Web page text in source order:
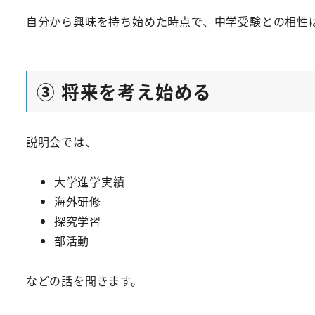
自分から興味を持ち始めた時点で、中学受験との相性
③ 将来を考え始める
説明会では、
大学進学実績
海外研修
探究学習
部活動
などの話を聞きます。